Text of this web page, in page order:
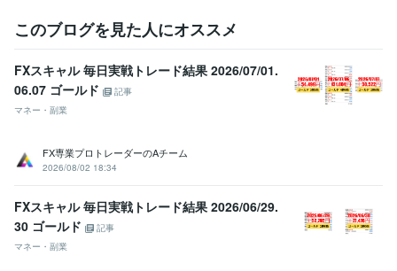
職歴
印刷・ウェブマーケティング会社 1993年3月 ~ 現在
株式会社リクルート
達成おすすめユーザー第１位（アドバイザー/カウンセラー
情報誌「フロムエー」読者モデル ■関西テレビ、深夜討論番組レギュ
ラー出演 ■雑誌「エルマガジン」読者モデル
■雑誌「ぴあ」読者モ
デル ■ＭＢＳヤングタウン内ラジオＣＭ出演
このブログを見た人にオススメ
FXスキャル 毎日実戦トレード結果 2026/07/01.
06.07 ゴールド
記事
マネー・副業
FX専業プロトレーダーのAチーム
2026/08/02 18:34
FXスキャル 毎日実戦トレード結果 2026/06/29.
30 ゴールド
記事
マネー・副業